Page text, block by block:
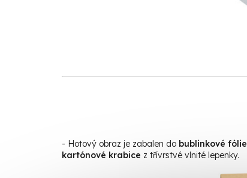
- Hotový obraz je zabalen do bublinkové fólie
kartónové krabice z třívrstvé vlnité lepenky.